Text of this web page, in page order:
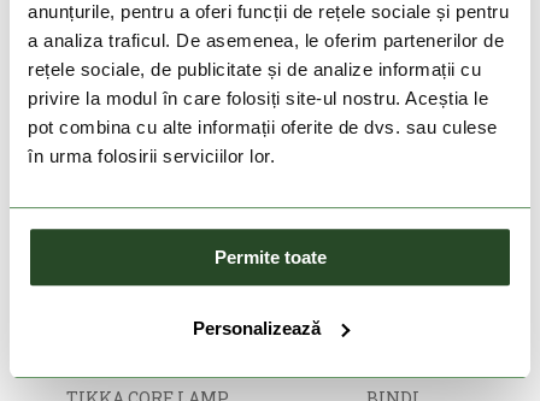
anunțurile, pentru a oferi funcții de rețele sociale și pentru
a analiza traficul. De asemenea, le oferim partenerilor de
rețele sociale, de publicitate și de analize informații cu
privire la modul în care folosiți site-ul nostru. Aceștia le
pot combina cu alte informații oferite de dvs. sau culese
în urma folosirii serviciilor lor.
Permite toate
PersonalizeazăDOAR ONLINE